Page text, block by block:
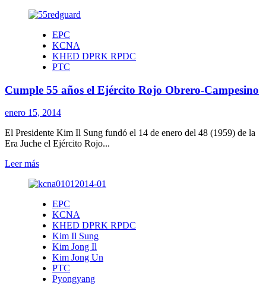
EPC
KCNA
KHED DPRK RPDC
PTC
Cumple 55 años el Ejército Rojo Obrero-Campesino
enero 15, 2014
El Presidente Kim Il Sung fundó el 14 de enero del 48 (1959) de la
Era Juche el Ejército Rojo...
Leer másLeer
sobre
55
años
el
Ejército
Rojo
Obrero-
Campesino
EPC
KCNA
KHED DPRK RPDC
Kim Il Sung
Kim Jong Il
Kim Jong Un
PTC
Pyongyang